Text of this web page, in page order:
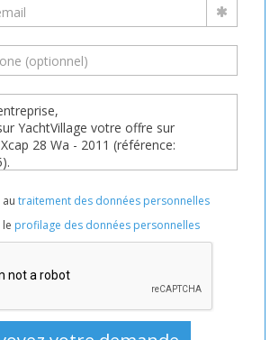
au traitement des données personnelles
le profilage des données personnelles